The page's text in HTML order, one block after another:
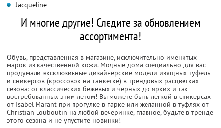
Jacqueline
И многие другие! Следите за обновлением
ассортимента!
Обувь, представленная в магазине, исключительно именитых
марок из качественной кожи. Модные дома специально для вас
продумали эксклюзивные дизайнерские модели изящных туфель
и сникерсов (кроссовок на танкетке) в трендовых расцветках
сезона: от классических бежевых и черных до ярких и так
востребованных этим летом! Вы можете быть легкой в сникерсах
от Isabel Marant при прогулке в парке или желанной в туфлях от
Christian Louboutin на любой вечеринке, главное, будьте в тренде
этого сезона и не упустите новинки!